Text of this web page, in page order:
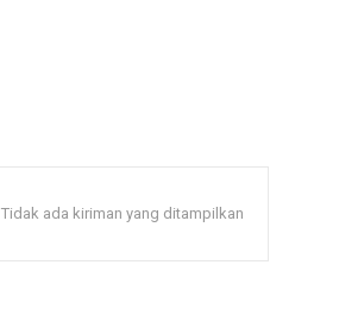
Tidak ada kiriman yang ditampilkan